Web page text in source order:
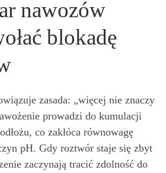
nawozów
blokadę
zasada: „więcej nie znaczy
prowadzi do kumulacji
co zakłóca równowagę
pH. Gdy roztwór staje się zbyt
zaczynają tracić zdolność do